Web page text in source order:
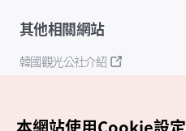
其他相關網站
韓國觀光公社介紹